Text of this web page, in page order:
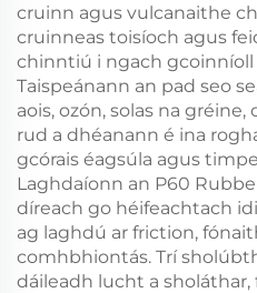
cruinn agus vulcanaithe
cruinneas toisíoch agus
chinntiú i ngach gcoinníoll
Taispeánann an pad seo
aois, ozón, solas na
rud a dhéanann é ina
gcórais éagsúla agus
Laghdaíonn an P60
díreach go héifeachtach
ag laghdú ar friction,
comhbhiontás. Trí
dáileadh lucht a sholáthar,